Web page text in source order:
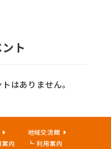
ト
はありません。
案内
地域交流館
利用案内